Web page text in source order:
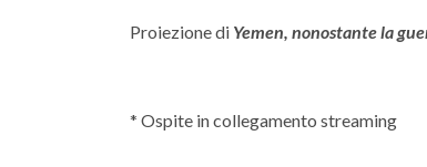
Proiezione di Yemen, nonostante la
* Ospite in collegamento streaming